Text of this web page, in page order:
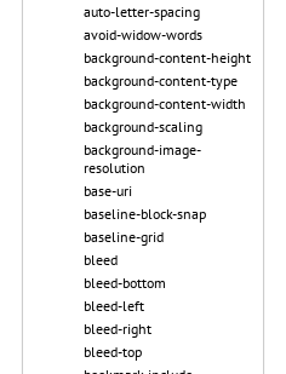
auto-letter-spacing
avoid-widow-words
background-content-height
background-content-type
background-content-width
background-scaling
background-image-
resolution
base-uri
baseline-block-snap
baseline-grid
bleed
bleed-bottom
bleed-left
bleed-right
bleed-top